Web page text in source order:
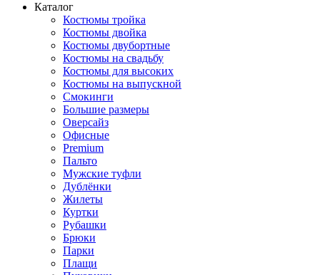
Каталог
Костюмы тройка
Костюмы двойка
Костюмы двубортные
Костюмы на свадьбу
Костюмы для высоких
Костюмы на выпускной
Смокинги
Большие размеры
Оверсайз
Офисные
Premium
Пальто
Мужские туфли
Дублёнки
Жилеты
Куртки
Рубашки
Брюки
Парки
Плащи